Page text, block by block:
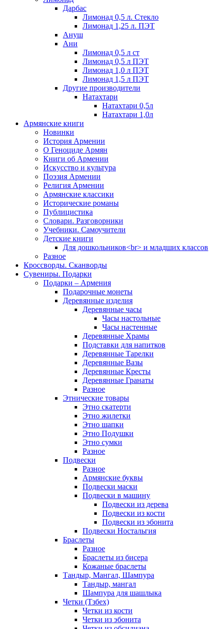
Дарбас
Лимонад 0,5 л. Стекло
Лимонад 1,25 л. ПЭТ
Ануш
Ани
Лимонад 0,5 л ст
Лимонад 0,5 л ПЭТ
Лимонад 1,0 л ПЭТ
Лимонад 1,5 л ПЭТ
Другие производители
Натахтари
Натахтари 0,5л
Натахтари 1,0л
Армянские книги
Новинки
История Армении
О Геноциде Армян
Книги об Армении
Иcкусство и культура
Поэзия Армении
Религия Армении
Армянские классики
Исторические романы
Публицистика
Словари. Разговорники
Учебники. Самоучители
Детские книги
Для дошкольников<br> и младших классов
Разное
Кроссворды. Сканворды
Сувениры. Подарки
Подарки – Армения
Подарочные монеты
Деревянные изделия
Деревянные часы
Часы настольные
Часы настенные
Деревянные Храмы
Подставки для напитков
Деревянные Тарелки
Деревянные Вазы
Деревянные Кресты
Деревянные Гранаты
Разное
Этнические товары
Этно скатерти
Этно жилетки
Этно шапки
Этно Подушки
Этно сумки
Разное
Подвески
Разное
Армянские буквы
Подвески маски
Подвески в машину
Подвески из дерева
Подвески из кости
Подвески из эбонита
Подвески Ностальгия
Браслеты
Разное
Браслеты из бисера
Кожаные браслеты
Тандыр, Мангал, Шампура
Тандыр, мангал
Шампура для шашлыка
Четки (Тзбех)
Четки из кости
Четки из эбонита